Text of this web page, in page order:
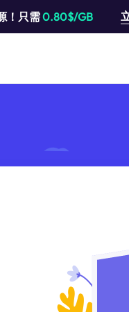
！只需0.80$/GB